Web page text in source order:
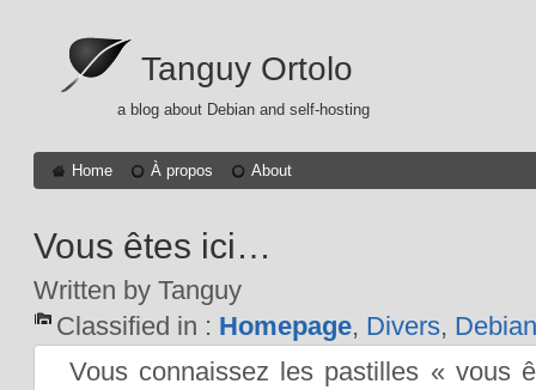
Tanguy Ortolo
a blog about Debian and self-hosting
Home À propos About
Vous êtes ici…
Written by Tanguy
Classified in : Homepage, Divers,
Vous connaissez les pastilles « vous